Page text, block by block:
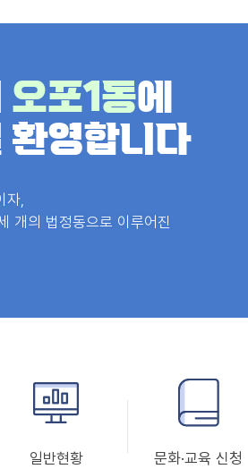
오포1동에
환영합니다
자,
개의 법정동으로 이루어진
일반현황 문화·교육 신청